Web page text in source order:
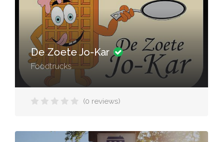
De Zoete Jo-Kar
Foodtrucks
(0 reviews)